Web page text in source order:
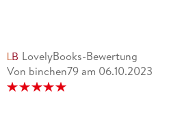
LovelyBooks-Bewertung
Von binchen79 am 06.10.2023